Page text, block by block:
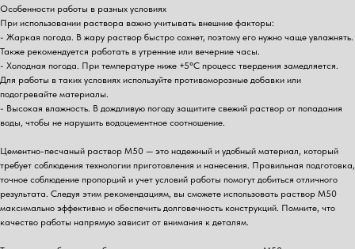
Особенности работы в разных условиях
При использовании раствора важно учитывать внешние факторы:
- Жаркая погода. В жару раствор быстро сохнет, поэтому его нужно чаще увлажнять.
Также рекомендуется работать в утренние или вечерние часы.
- Холодная погода. При температуре ниже +5°C процесс твердения замедляется.
Для работы в таких условиях используйте противоморозные добавки или
подогревайте материалы.
- Высокая влажность. В дождливую погоду защитите свежий раствор от попадания
воды, чтобы не нарушить водоцементное соотношение.
Цементно-песчаный раствор М50 — это надежный и удобный материал, который
требует соблюдения технологии приготовления и нанесения. Правильная подготовка,
точное соблюдение пропорций и учет условий работы помогут добиться отличного
результата. Следуя этим рекомендациям, вы сможете использовать раствор М50
максимально эффективно и обеспечить долговечность конструкций. Помните, что
качество работы напрямую зависит от внимания к деталям.